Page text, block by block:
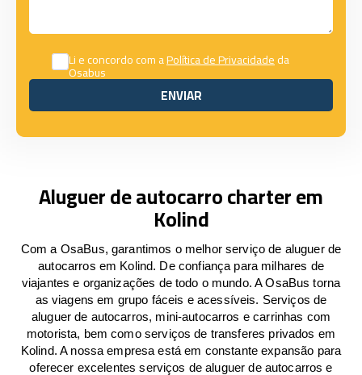
Li e concordo com aPolítica de Privacidadeda
Osabus
ENVIAR
ENVIAR
Aluguer de autocarro charter em
Kolind
Com a OsaBus, garantimos o melhor serviço de aluguer de
autocarros em Kolind. De confiança para milhares de
viajantes e organizações de todo o mundo. A OsaBus torna
as viagens em grupo fáceis e acessíveis. Serviços de
aluguer de autocarros, mini-autocarros e carrinhas com
motorista, bem como serviços de transferes privados em
Kolind. A nossa empresa está em constante expansão para
oferecer excelentes serviços de aluguer de autocarros e